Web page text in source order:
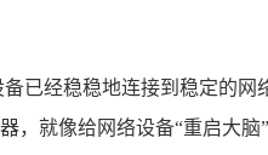
已经稳稳地连接到稳定的
，就像给网络设备“重启大脑